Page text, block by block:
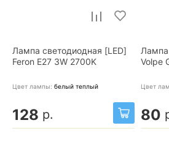
Лампа светодиодная [LED]
Feron E27 3W 2700K
Цвет лампы: белый теплый
128 р.
Лампа
Volpe
Цвет
80